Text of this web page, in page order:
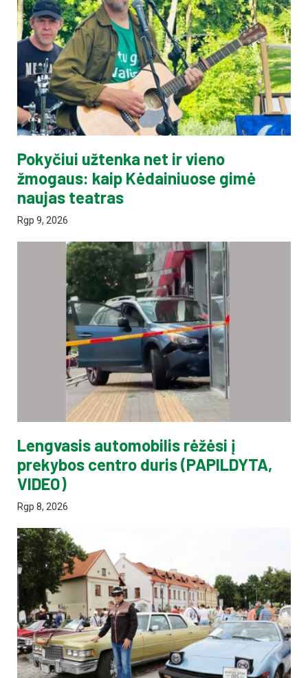
Pokyčiui užtenka net ir vieno
žmogaus: kaip Kėdainiuose gimė
naujas teatras
Rgp 9, 2026
Lengvasis automobilis rėžėsi į
prekybos centro duris (PAPILDYTA,
VIDEO)
Rgp 8, 2026